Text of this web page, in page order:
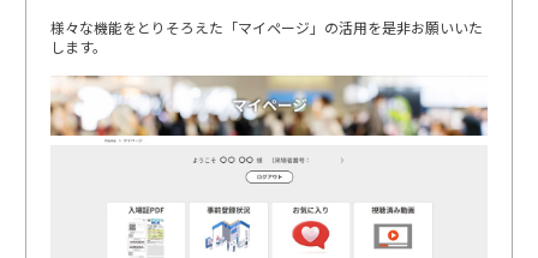
様々な機能をとりそろえた「マイページ」の活用を是非お願いいた
します。